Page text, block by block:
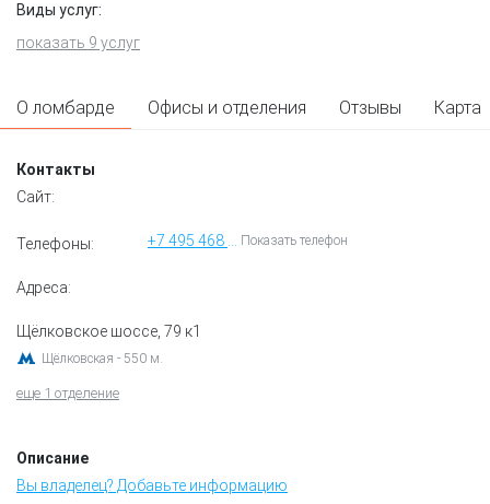
Виды услуг:
показать 9 услуг
О ломбарде Офисы и отделения Отзывы Карта
Контакты
Сайт:
Телефоны: Показать телефон
Адреса:
Щёлковское шоссе, 79 к1
Щёлковская - 550 м.
еще 1 отделение
Описание
Вы владелец? Добавьте информацию